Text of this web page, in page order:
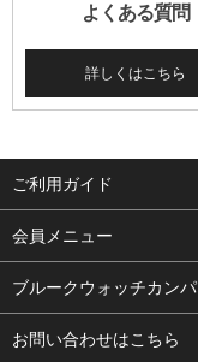
よくある質問
詳しくはこちら
ご利用ガイド
よくある質問
支払い・送料
修理依頼
会員メニュー
ログイン
お気に入り
ブルークウォッチカン
会社概要
お問い合わせはこちら